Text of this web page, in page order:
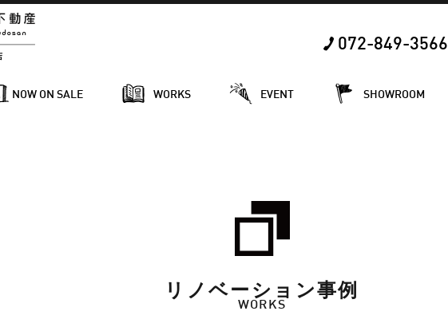
072-849-3566
NOW ON SALE WORKS EVENT SHOWROOM
リノベーション事例
WORKS